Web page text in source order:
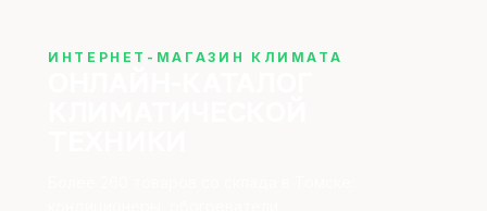
ИНТЕРНЕТ-МАГАЗИН КЛИМАТА